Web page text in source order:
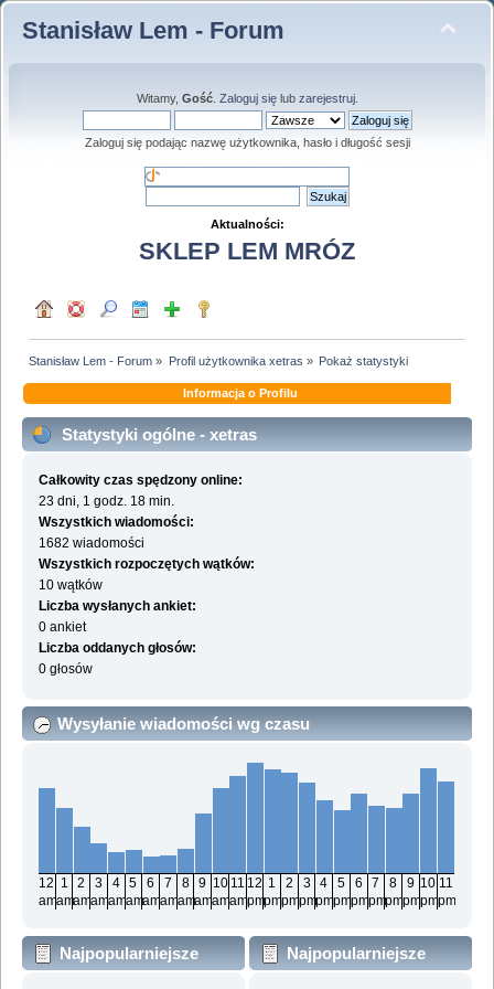
Stanisław Lem - Forum
Witamy, Gość. Zaloguj sięlub zarejestruj.
Zaloguj się podając nazwę użytkownika, hasło i długość sesji
Aktualności:
SKLEP LEM MRÓZ
Stanisław Lem - Forum » Profil użytkownika xetras » Pokaż statystyki
Informacja o Profilu
Statystyki ogólne - xetras
Całkowity czas spędzony online:
23 dni, 1 godz. 18 min.
Wszystkich wiadomości:
1682 wiadomości
Wszystkich rozpoczętych wątków:
10 wątków
Liczba wysłanych ankiet:
0 ankiet
Liczba oddanych głosów:
0 głosów
Wysyłanie wiadomości wg czasu
12
am
1
am
2
am
3
am
4
am
5
am
6
am
7
am
8
am
9
am
10
am
11
am
12
pm
1
pm
2
pm
3
pm
4
pm
5
pm
6
pm
7
pm
8
pm
9
pm
10
pm
11
pm
Najpopularniejsze
Najpopularniejsze